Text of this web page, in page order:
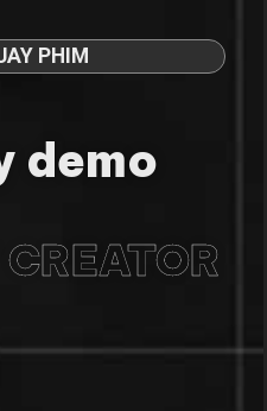
PHIM
demo